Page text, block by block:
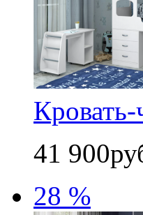
41
28 %